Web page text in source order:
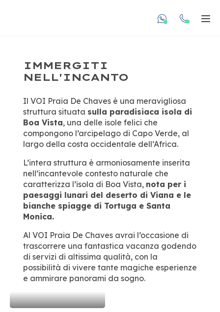
undefined
IMMERGITI
NELL'INCANTO
Il VOI Praia De Chaves è una meravigliosa
struttura situata sulla paradisiaca isola di
Boa Vista, una delle isole felici che
compongono l’arcipelago di Capo Verde, al
largo della costa occidentale dell’Africa.
L’intera struttura è armoniosamente inserita
nell’incantevole contesto naturale che
caratterizza l’isola di Boa Vista, nota per i
paesaggi lunari del deserto di Viana e le
bianche spiagge di Tortuga e Santa
Monica.
Al VOI Praia De Chaves avrai l’occasione di
trascorrere una fantastica vacanza godendo
di servizi di altissima qualità, con la
possibilità di vivere tante magiche esperienze
e ammirare panorami da sogno.